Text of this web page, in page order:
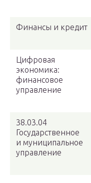
Финансы и кредит
Цифровая
экономика:
финансовое
управление
38.03.04
Государственное
и муниципальное
управление